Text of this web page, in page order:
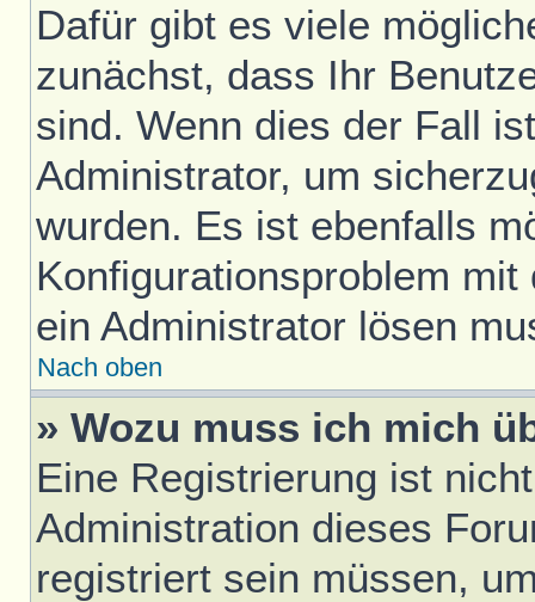
Dafür gibt es viele
zunächst, dass Ihr
sind. Wenn dies der Fall
Administrator, um
wurden. Es ist ebenfalls
Konfigurationsproblem
ein Administrator lösen
Nach oben
» Wozu muss ich mich
Eine Registrierung ist
Administration dieses
registriert sein müssen,